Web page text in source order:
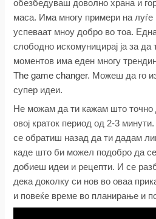
обезбедуваш доволно храна и
маса. Има многу примери на луѓе
успеваат мноу добро во тоа.
слободно искомуницирај ја за да
моментов има еден многу
The game changer. Mожеш да го
супер идеи.
Не можам да ти кажам што точно
овој краток период од 2-3
се обратиш назад да ти дадам
каде што би можел подобро да
добиеш идеи и рецепти. И се
дека доколку си нов во оваа
и повеќе време во планирање и